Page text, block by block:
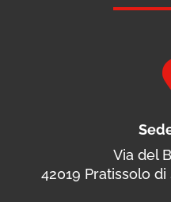
Via del
42019 Pratissolo